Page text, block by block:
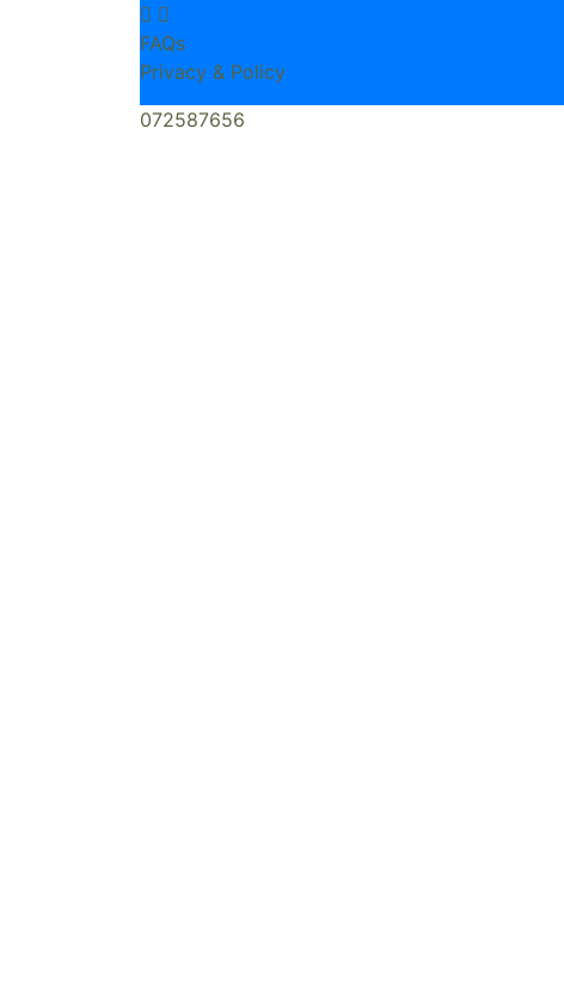
FAQs
Privacy & Policy
072587656